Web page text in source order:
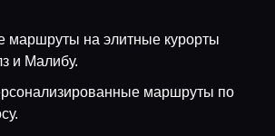
маршруты на элитные курорты
и Малибу.
маршруты по